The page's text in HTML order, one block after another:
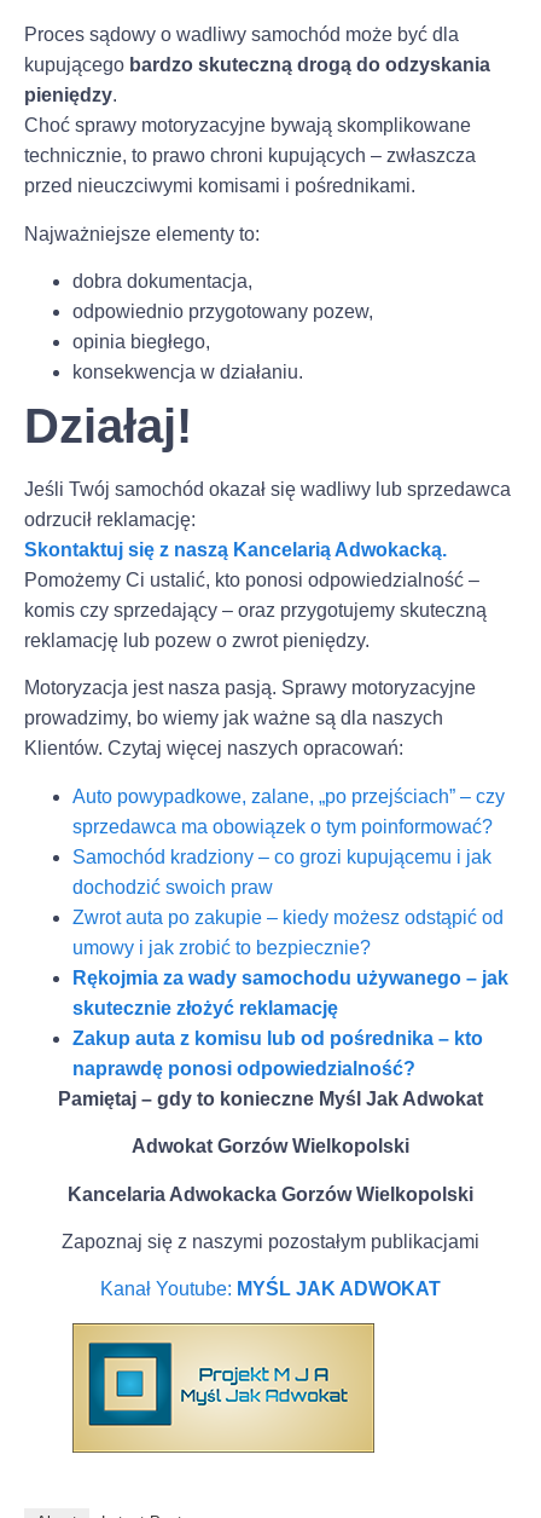
Proces sądowy o wadliwy samochód może być dla
kupującego bardzo skuteczną drogą do odzyskania
pieniędzy.
Choć sprawy motoryzacyjne bywają skomplikowane
technicznie, to prawo chroni kupujących – zwłaszcza
przed nieuczciwymi komisami i pośrednikami.
Najważniejsze elementy to:
dobra dokumentacja,
odpowiednio przygotowany pozew,
opinia biegłego,
konsekwencja w działaniu.
Działaj!
Jeśli Twój samochód okazał się wadliwy lub sprzedawca
odrzucił reklamację:
Skontaktuj się z naszą Kancelarią Adwokacką.
Pomożemy Ci ustalić, kto ponosi odpowiedzialność –
komis czy sprzedający – oraz przygotujemy skuteczną
reklamację lub pozew o zwrot pieniędzy.
Motoryzacja jest nasza pasją. Sprawy motoryzacyjne
prowadzimy, bo wiemy jak ważne są dla naszych
Klientów. Czytaj więcej naszych opracowań:
Auto powypadkowe, zalane, „po przejściach” – czy
sprzedawca ma obowiązek o tym poinformować?
Samochód kradziony – co grozi kupującemu i jak
dochodzić swoich praw
Zwrot auta po zakupie – kiedy możesz odstąpić od
umowy i jak zrobić to bezpiecznie?
Rękojmia za wady samochodu używanego – jak
skutecznie złożyć reklamację
Zakup auta z komisu lub od pośrednika – kto
naprawdę ponosi odpowiedzialność?
Pamiętaj – gdy to konieczne Myśl Jak Adwokat
Adwokat Gorzów Wielkopolski
Kancelaria Adwokacka Gorzów Wielkopolski
Zapoznaj się z naszymi pozostałym publikacjami
Kanał Youtube: MYŚL JAK ADWOKAT